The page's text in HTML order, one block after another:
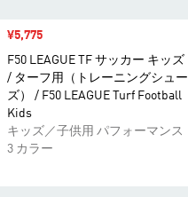
セール価格
¥5,775
F50 LEAGUE TF サッカー キッズ
/ ターフ用（トレーニングシュー
ズ） / F50 LEAGUE Turf Football
Kids
キッズ／子供用 パフォーマンス
3 カラー